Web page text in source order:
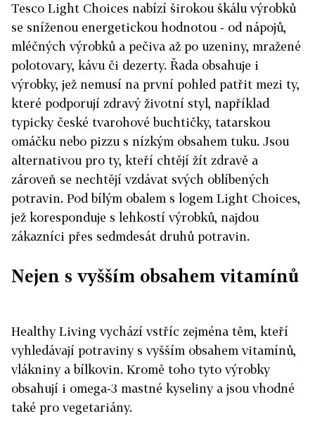
Tesco Light Choices nabízí širokou škálu výrobků
se sníženou energetickou hodnotou - od nápojů,
mléčných výrobků a pečiva až po uzeniny, mražené
polotovary, kávu či dezerty. Řada obsahuje i
výrobky, jež nemusí na první pohled patřit mezi ty,
které podporují zdravý životní styl, například
typicky české tvarohové buchtičky, tatarskou
omáčku nebo pizzu s nízkým obsahem tuku. Jsou
alternativou pro ty, kteří chtějí žít zdravě a
zároveň se nechtějí vzdávat svých oblíbených
potravin. Pod bílým obalem s logem Light Choices,
jež koresponduje s lehkostí výrobků, najdou
zákazníci přes sedmdesát druhů potravin.
Nejen s vyšším obsahem vitamínů
Healthy Living vychází vstříc zejména těm, kteří
vyhledávají potraviny s vyšším obsahem vitamínů,
vlákniny a bílkovin. Kromě toho tyto výrobky
obsahují i omega-3 mastné kyseliny a jsou vhodné
také pro vegetariány.